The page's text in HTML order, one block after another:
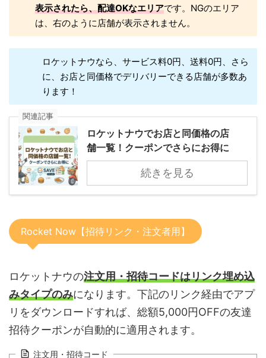
表示されたら、配達OKなエリアです。NGのエリア
は、右のように店舗が表示されません。
ロケットナウなら、サービス料0円、送料0円、さら
に、お店と同価格でデリバリーできる店舗が多数あ
ります！
関連記事
ロケットナウでお店と同価格の店
舗一覧！クーポンでさらにお得に
続きを見る
Rocket Now【招待リンク・注文者用】
ロケットナウの注文用・招待コードはリンク埋め込
みタイプのみになります。下記のリンク経由でアプ
リをダウンロードすれば、総額5,000円OFFの友達
招待クーポンが自動的に適用されます。
注文用・招待コード